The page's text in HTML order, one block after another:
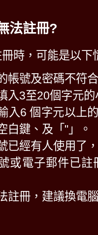
法註冊?
時，可能是以下
帳號及密碼不符
入3至20個字元
入6 個字元以上
白鍵、及「"」。
已經有人使用了
或電子郵件已
註冊，建議換電